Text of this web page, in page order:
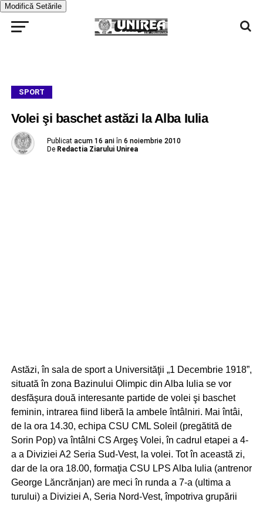
Modifică Setările
SPORT
Volei şi baschet astăzi la Alba Iulia
Publicat acum 16 ani în 6 noiembrie 2010
De Redactia Ziarului Unirea
Astăzi, în sala de sport a Universităţii „1 Decembrie 1918”,
situată în zona Bazinului Olimpic din Alba Iulia se vor
desfăşura două interesante partide de volei şi baschet
feminin, intrarea fiind liberă la ambele întâlniri. Mai întâi,
de la ora 14.30, echipa CSU CML Soleil (pregătită de
Sorin Pop) va întâlni CS Argeş Volei, în cadrul etapei a 4-
a a Diviziei A2 Seria Sud-Vest, la volei. Tot în această zi,
dar de la ora 18.00, formaţia CSU LPS Alba Iulia (antrenor
George Lăncrănjan) are meci în runda a 7-a (ultima a
turului) a Diviziei A, Seria Nord-Vest, împotriva grupării